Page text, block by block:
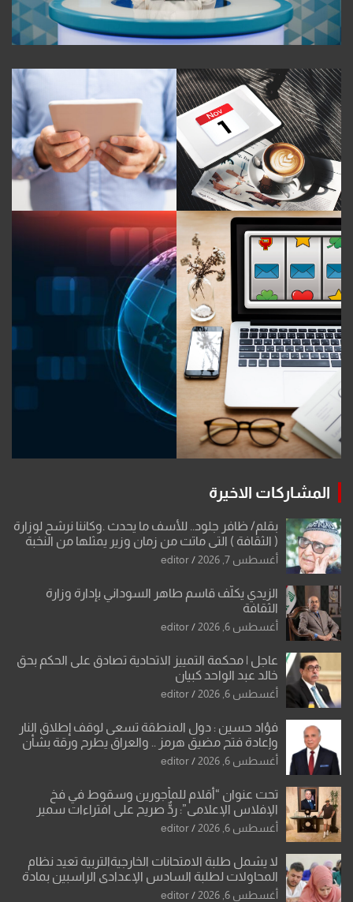
المشاركات الاخيرة
بقلم/ ظافر جلود.. للأسف ما يحدث .وكاننا نرشح لوزارة
( الثقافة ) التي ماتت من زمان وزير يمثلها من النخبة
والإرث العظيم للثقافة العراقية..
أغسطس 7, 2026 editor
الزيدي يكلّف قاسم طاهر السوداني بإدارة وزارة
الثقافة
أغسطس 6, 2026 editor
عاجل | محكمة التمييز الاتحادية تصادق على الحكم بحق
خالد عبد الواحد كبيان
أغسطس 6, 2026 editor
فؤاد حسين : دول المنطقة تسعى لوقف إطلاق النار
وإعادة فتح مضيق هرمز .. والعراق يطرح ورقة بشأن
تحولات القدس
أغسطس 6, 2026 editor
تحت عنوان “أقلام للمأجورين وسقوط في فخ
الإفلاس الإعلامي”: ردٌّ صريح على افتراءات سمير
الشكرجي
أغسطس 6, 2026 editor
لا يشمل طلبة الامتحانات الخارجيةالتربية تعيد نظام
المحاولات لطلبة السادس الإعدادي الراسبين بمادة
أو مادتين
أغسطس 6, 2026 editor